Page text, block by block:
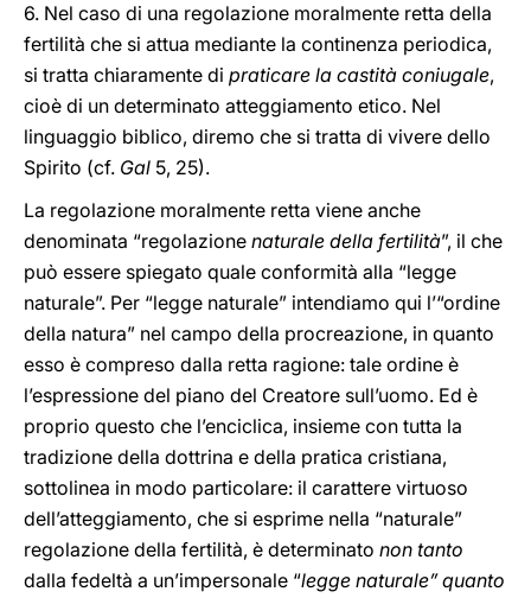
6. Nel caso di una regolazione moralmente retta della
fertilità che si attua mediante la continenza periodica,
si tratta chiaramente di praticare la castità coniugale,
cioè di un determinato atteggiamento etico. Nel
linguaggio biblico, diremo che si tratta di vivere dello
Spirito (cf. Gal 5, 25).
La regolazione moralmente retta viene anche
denominata “regolazione naturale della fertilità”, il che
può essere spiegato quale conformità alla “legge
naturale”. Per “legge naturale” intendiamo qui l’“ordine
della natura” nel campo della procreazione, in quanto
esso è compreso dalla retta ragione: tale ordine è
l’espressione del piano del Creatore sull’uomo. Ed è
proprio questo che l’enciclica, insieme con tutta la
tradizione della dottrina e della pratica cristiana,
sottolinea in modo particolare: il carattere virtuoso
dell’atteggiamento, che si esprime nella “naturale”
regolazione della fertilità, è determinato non tanto
dalla fedeltà a un’impersonale “legge naturale” quanto